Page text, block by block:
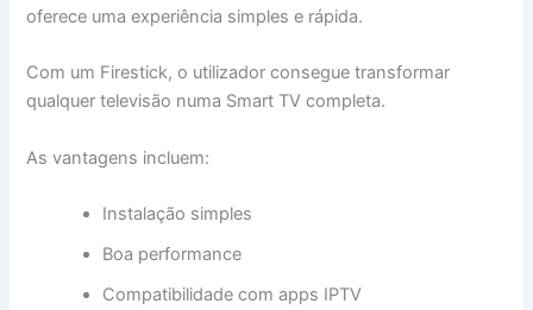
oferece uma experiência simples e rápida.
Com um Firestick, o utilizador consegue transformar
qualquer televisão numa Smart TV completa.
As vantagens incluem:
Instalação simples
Boa performance
Compatibilidade com apps IPTV